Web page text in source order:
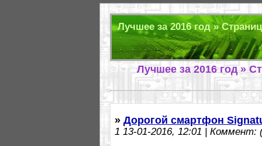
Лучшее за 2016 год »
Лучшее за 2016 год »
» Дорогой смартфон
1 13-01-2016, 12:01 | Коммент: